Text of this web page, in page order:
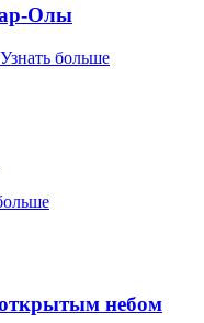
Олы
Узнать больше
небом